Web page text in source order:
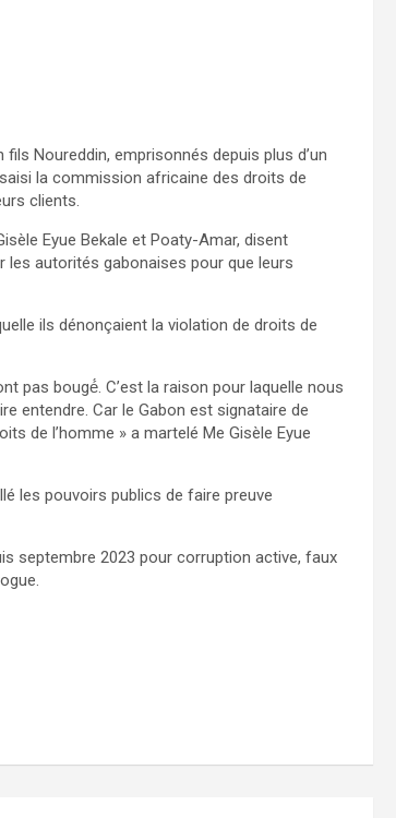
Noureddin, emprisonnés depuis plus d’un
la commission africaine des droits de
clients.
Eyue Bekale et Poaty-Amar, disent
autorités gabonaises pour que leurs
ils dénonçaient la violation de droits de
pas bougé́. C’est la raison pour laquelle nous
entendre. Car le Gabon est signataire de
de l’homme » a martelé Me Gisèle Eyue
les pouvoirs publics de faire preuve
septembre 2023 pour corruption active, faux